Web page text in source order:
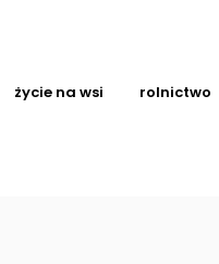
życie na wsi rolnictwo